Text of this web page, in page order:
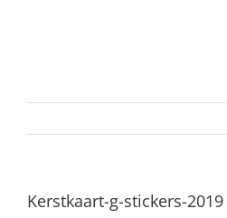
Kerstkaart-g-stickers-2019